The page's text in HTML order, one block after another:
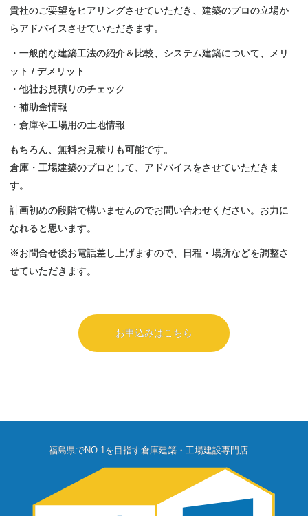
貴社のご要望をヒアリングさせていただき、建築のプロの立場か
らアドバイスさせていただきます。
・一般的な建築工法の紹介＆比較、システム建築について、メリ
ット / デメリット
・他社お見積りのチェック
・補助金情報
・倉庫や工場用の土地情報
もちろん、無料お見積りも可能です。
倉庫・工場建築のプロとして、アドバイスをさせていただきま
す。
計画初めの段階で構いませんのでお問い合わせください。お力に
なれると思います。
※お問合せ後お電話差し上げますので、日程・場所などを調整さ
せていただきます。
お申込みはこちら
福島県でNO.1を目指す倉庫建築・工場建設専門店